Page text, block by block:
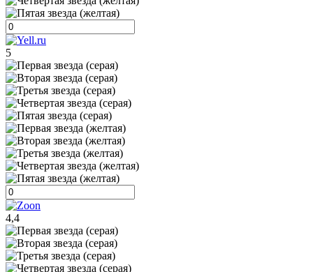
5
4,4